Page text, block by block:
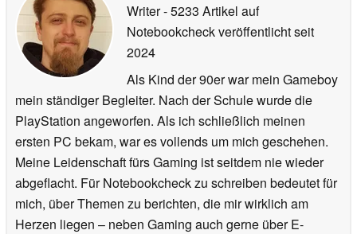
Writer- 5233 Artikel auf
Notebookcheck veröffentlichtseit
2024
Als Kind der 90er war mein Gameboy
mein ständiger Begleiter. Nach der Schule wurde die
PlayStation angeworfen. Als ich schließlich meinen
ersten PC bekam, war es vollends um mich geschehen.
Meine Leidenschaft fürs Gaming ist seitdem nie wieder
abgeflacht. Für Notebookcheck zu schreiben bedeutet für
mich, über Themen zu berichten, die mir wirklich am
Herzen liegen – neben Gaming auch gerne über E-